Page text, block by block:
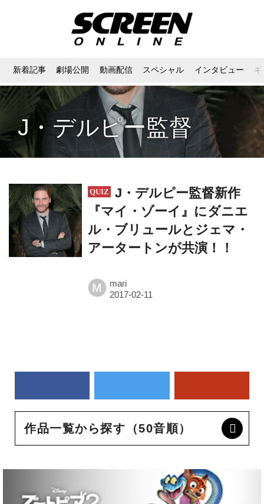
新着記事 劇場公開 動画配信 スペシャル インタビュー
J・デルピー監督
J・デルピー監督新作
『マイ・ゾーイ』にダニエ
ル・ブリュールとジェマ・
アータートンが共演！！
M mari
作品一覧から探す（50音順）